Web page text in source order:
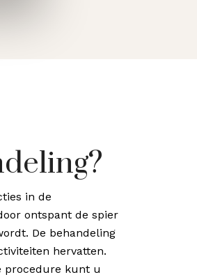
in de
ontspant de spier
De behandeling
hervatten.
procedure kunt u